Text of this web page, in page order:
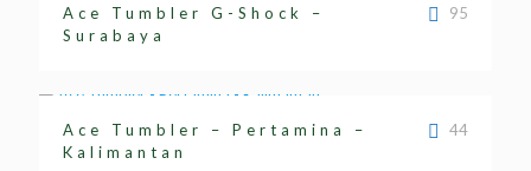
Ace Tumbler G-Shock –
Surabaya
95
Ace Tumbler – Pertamina –
Kalimantan
44